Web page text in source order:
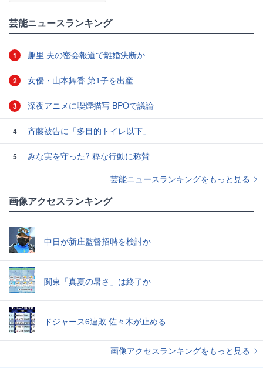
芸能ニュースランキング
1 趣里 夫の密会報道で離婚決断か
2 女優・山本舞香 第1子を出産
3 深夜アニメに喫煙描写 BPOで議論
4 斉藤被告に「多目的トイレ以下」
5
みな実を守った? 粋な行動に称賛
芸能ニュースランキングをもっと見る
画像アクセスランキング
中日が新庄監督招聘を検討か
関東「真夏の暑さ」は終了か
ドジャース6連敗 佐々木が止める
画像アクセスランキングをもっと見る